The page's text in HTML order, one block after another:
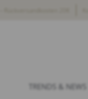
TRENDS & NEWS